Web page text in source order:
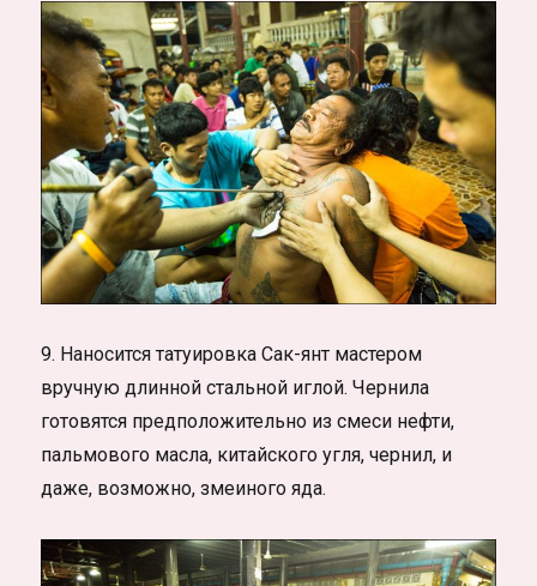
9. Наносится татуировка Сак-янт мастером
вручную длинной стальной иглой. Чернила
готовятся предположительно из смеси нефти,
пальмового масла, китайского угля, чернил, и
даже, возможно, змеиного яда.